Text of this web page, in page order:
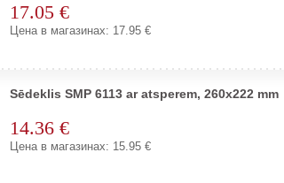
17.05 €
Цена в магазинах: 17.95 €
Sēdeklis SMP 6113 ar atsperem, 260x222 mm
14.36 €
Цена в магазинах: 15.95 €